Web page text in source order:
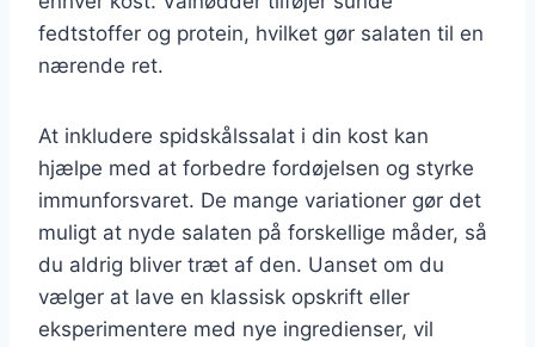
fedtstoffer og protein, hvilket gør salaten til en
nærende ret.
At inkludere spidskålssalat i din kost kan
hjælpe med at forbedre fordøjelsen og styrke
immunforsvaret. De mange variationer gør det
muligt at nyde salaten på forskellige måder, så
du aldrig bliver træt af den. Uanset om du
vælger at lave en klassisk opskrift eller
eksperimentere med nye ingredienser, vil